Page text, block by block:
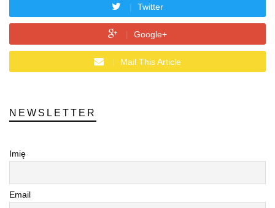
Twitter
Google+
Mail This Article
NEWSLETTER
Imię
Email